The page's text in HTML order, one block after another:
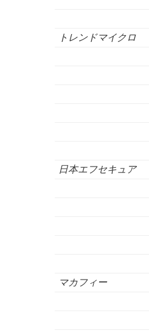
トレンドマイクロ
日本エフセキュア
マカフィー